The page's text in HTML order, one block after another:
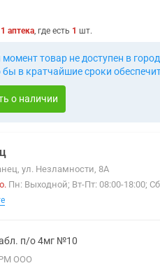
1 аптека, где есть 1 шт.
товар не доступен в
бы в кратчайшие сроки
о наличии
ул. Незламности, 8А
. Пн: Выходной; Вт-Пт: 08:00-18:00;
п/о 4мг №10
ООО